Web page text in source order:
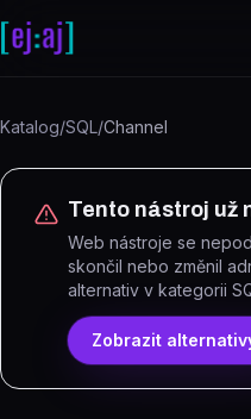
Katalog/SQL/Channel
Tento nástroj už
Web nástroje se
skončil nebo změnil
alternativ v kategorii
Zobrazit